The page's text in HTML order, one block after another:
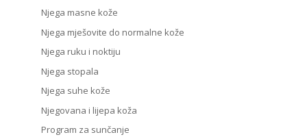
Njega masne kože
Njega mješovite do normalne kože
Njega ruku i noktiju
Njega stopala
Njega suhe kože
Njegovana i lijepa koža
Program za sunčanje